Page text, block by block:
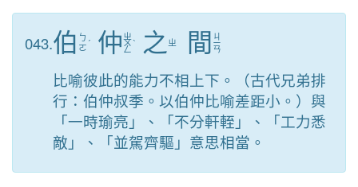
043.伯 ㄅ
ㄛ ˊ 仲 ㄓ
ㄨ
ㄥ
ˋ 之 ㄓ 間 ㄐ
ㄧ
ㄢ
比喻彼此的能力不相上下。（古代兄弟排
行：伯仲叔季。以伯仲比喻差距小。）與
「一時瑜亮」、「不分軒輊」、「工力悉
敵」、「並駕齊驅」意思相當。